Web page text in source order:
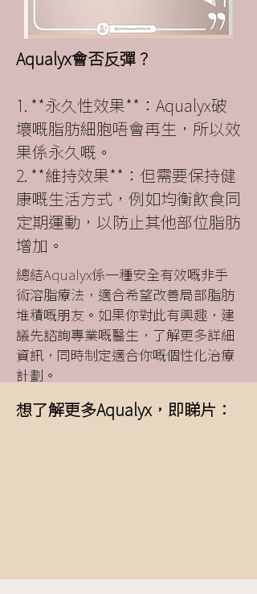
Aqualyx會否反彈？​
1. **永久性效果**：Aqualyx破
壞嘅脂肪細胞唔會再生，所以效
果係永久嘅。
2. **維持效果**：但需要保持健
康嘅生活方式，例如均衡飲食同
定期運動，以防止其他部位脂肪
增加。
總結Aqualyx係一種安全有效嘅非手
術溶脂療法，適合希望改善局部脂肪
堆積嘅朋友。如果你對此有興趣，建
議先諮詢專業嘅醫生，了解更多詳細
資訊，同時制定適合你嘅個性化治療
計劃。
想了解更多Aqualyx，即睇片：